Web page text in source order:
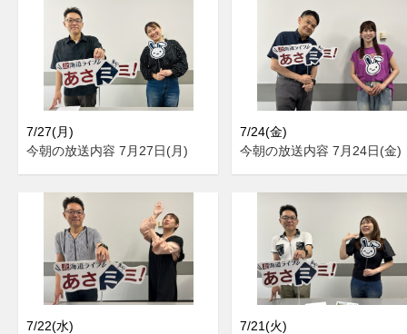
7/27(月)
今朝の放送内容 7月27日(月)
7/24(金)
今朝の放送内容 7月24日(金)
7/22(水)
7/21(火)